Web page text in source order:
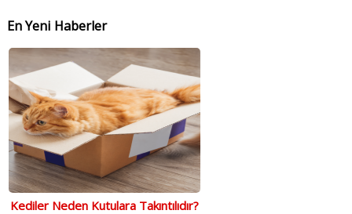
En Yeni Haberler
Kediler Neden Kutulara Takıntılıdır?